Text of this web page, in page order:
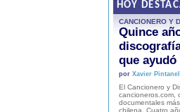
HOY
CANCIONERO Y
Quince
que
por Xavier Pintanel
El Cancionero y
cancioneros.com,
documentales
chilena. Cuatro